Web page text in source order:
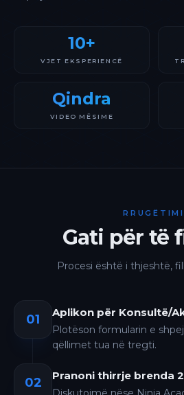
10+
VJET EKSPERIENCË
Qindra
VIDEO MËSIME
RRUGËTIMI
Gati për të
Procesi është i thjeshtë,
01 Aplikon për Konsultë/
Plotëson formularin e
qëllimet tua në tregti.
02 Pranoni thirrje brenda